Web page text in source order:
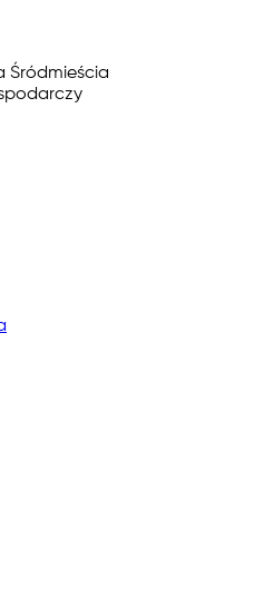
Śródmieścia